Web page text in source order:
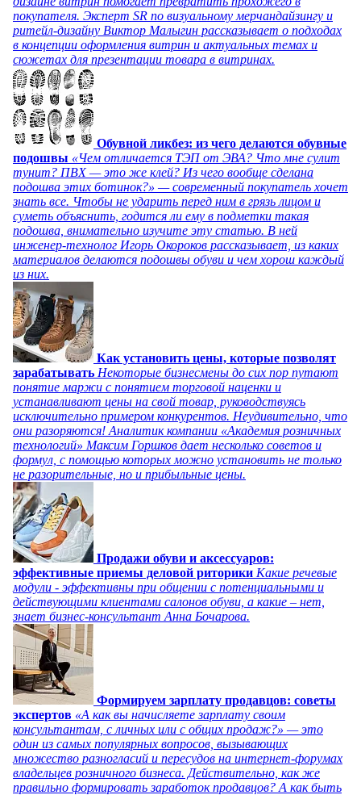
покупателя. Эксперт SR по визуальному мерчандайзингу и
ритейл-дизайну Виктор Малыгин рассказывает о подходах
в концепции оформления витрин и актуальных темах и
сюжетах для презентации товара в витринах.
Обувной ликбез: из чего делаются обувные
подошвы «Чем отличается ТЭП от ЭВА? Что мне сулит
тунит? ПВХ — это же клей? Из чего вообще сделана
подошва этих ботинок?» — современный покупатель хочет
знать все. Чтобы не ударить перед ним в грязь лицом и
суметь объяснить, годится ли ему в подметки такая
подошва, внимательно изучите эту статью. В ней
инженер-технолог Игорь Окороков рассказывает, из каких
материалов делаются подошвы обуви и чем хорош каждый
из них.
Как установить цены, которые позволят
зарабатывать Некоторые бизнесмены до сих пор путают
понятие маржи с понятием торговой наценки и
устанавливают цены на свой товар, руководствуясь
исключительно примером конкурентов. Неудивительно, что
они разоряются! Аналитик компании «Академия розничных
технологий» Максим Горшков дает несколько советов и
формул, с помощью которых можно установить не только
не разорительные, но и прибыльные цены.
Продажи обуви и аксессуаров:
эффективные приемы деловой риторики Какие речевые
модули - эффективны при общении с потенциальными и
действующими клиентами салонов обуви, а какие – нет,
знает бизнес-консультант Анна Бочарова.
Формируем зарплату продавцов: советы
экспертов «А как вы начисляете зарплату своим
консультантам, с личных или с общих продаж?» — это
один из самых популярных вопросов, вызывающих
множество разногласий и пересудов на интернет-форумах
владельцев розничного бизнеса. Действительно, как же
правильно формировать заработок продавцов? А как быть